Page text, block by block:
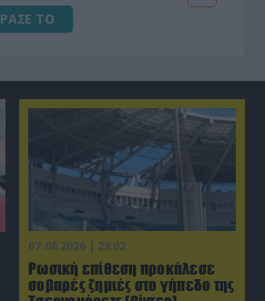
ΑΓΟΡΑΣΕ ΤΟ
07.08.2026 | 23:02
Ρωσική επίθεση προκάλεσε
σοβαρές ζημιές στο γήπεδο της